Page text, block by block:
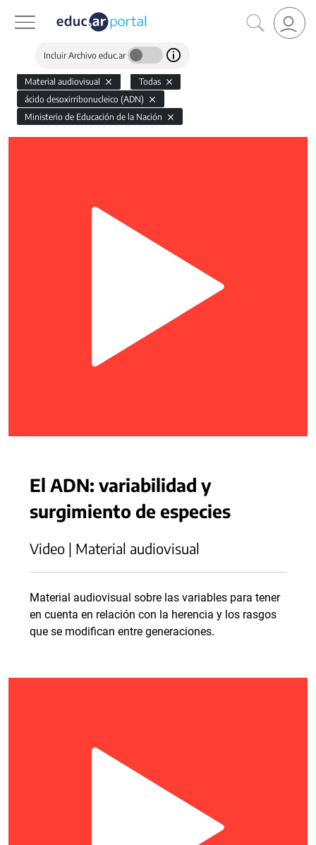
Incluir Archivo educ.ar
Material audiovisual
Todas
ácido desoxirribonucleico (ADN)
Ministerio de Educación de la Nación
El ADN: variabilidad y
surgimiento de especies
Video | Material audiovisual
Material audiovisual sobre las variables para tener
en cuenta en relación con la herencia y los rasgos
que se modifican entre generaciones.